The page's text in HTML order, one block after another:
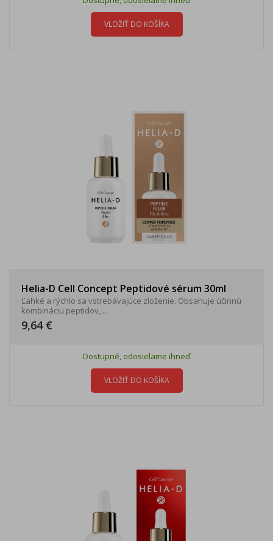
VLOŽIŤ DO KOŠÍKA
Helia-D Cell Concept Peptidové sérum 30ml
Ľahké a rýchlo sa vstrebávajúce zloženie. Obsahuje účinnú
kombináciu peptidov, ...
9,64 €
Dostupné, odosielame ihneď
VLOŽIŤ DO KOŠÍKA